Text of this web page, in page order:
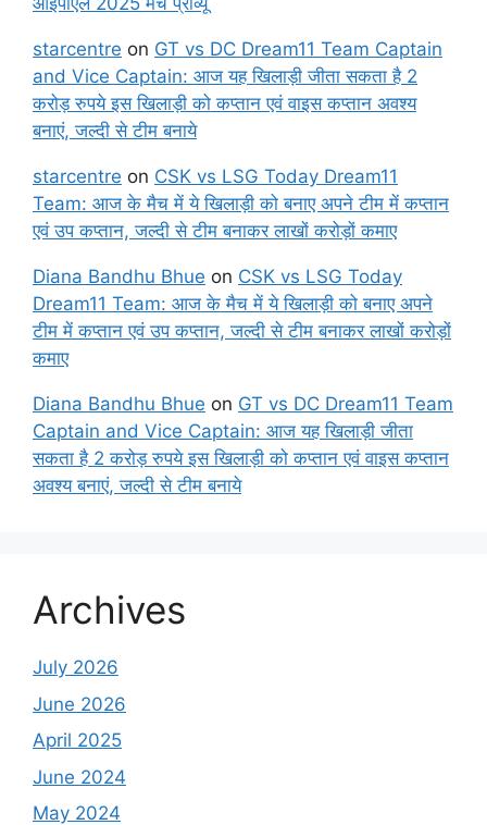
starcentre on GT vs DC Dream11 Team Captain
and Vice Captain: आज यह खिलाड़ी जीता सकता है 2
करोड़ रुपये इस खिलाड़ी को कप्तान एवं वाइस कप्तान अवश्य
बनाएं, जल्दी से टीम बनाये
starcentre on CSK vs LSG Today Dream11
Team: आज के मैच में ये खिलाड़ी को बनाए अपने टीम में कप्तान
एवं उप कप्तान, जल्दी से टीम बनाकर लाखों करोड़ों कमाए
Diana Bandhu Bhue on CSK vs LSG Today
Dream11 Team: आज के मैच में ये खिलाड़ी को बनाए अपने
टीम में कप्तान एवं उप कप्तान, जल्दी से टीम बनाकर लाखों करोड़ों
कमाए
Diana Bandhu Bhue on GT vs DC Dream11 Team
Captain and Vice Captain: आज यह खिलाड़ी जीता
सकता है 2 करोड़ रुपये इस खिलाड़ी को कप्तान एवं वाइस कप्तान
अवश्य बनाएं, जल्दी से टीम बनाये
Archives
July 2026
June 2026
April 2025
June 2024
May 2024